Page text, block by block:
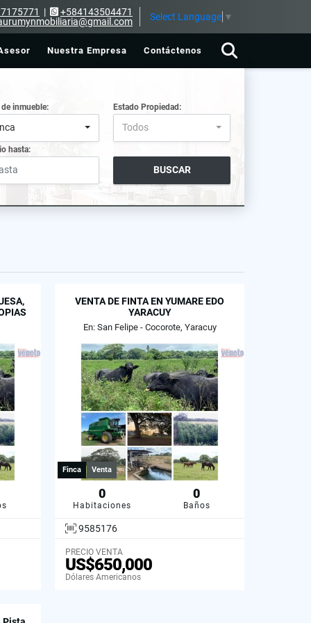
|
+584143504471
Select Language ▼
Nuestra Empresa Contáctenos
inmueble: Estado Propiedad:
Todos
hasta:
BUSCAR
VENTA DE FINTA EN YUMARE EDO
YARACUY
En: San Felipe - Cocorote, Yaracuy
Finca Venta
0
Habitaciones
0
Baños
9585176
PRECIO VENTA
US$650,000
Dólares Americanos